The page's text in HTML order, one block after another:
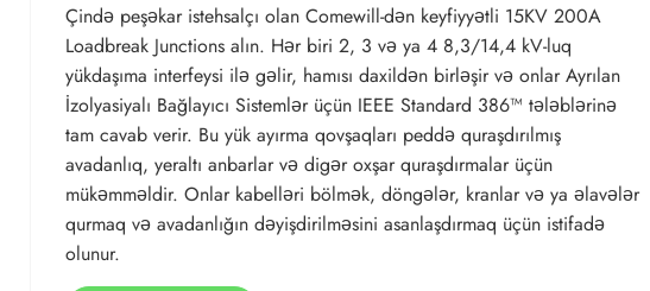
Çində peşəkar istehsalçı olan Comewill-dən keyfiyyətli 15KV 200A
Loadbreak Junctions alın. Hər biri 2, 3 və ya 4 8,3/14,4 kV-luq
yükdaşıma interfeysi ilə gəlir, hamısı daxildən birləşir və onlar Ayrılan
İzolyasiyalı Bağlayıcı Sistemlər üçün IEEE Standard 386™ tələblərinə
tam cavab verir. Bu yük ayırma qovşaqları peddə quraşdırılmış
avadanlıq, yeraltı anbarlar və digər oxşar quraşdırmalar üçün
mükəmməldir. Onlar kabelləri bölmək, döngələr, kranlar və ya əlavələr
qurmaq və avadanlığın dəyişdirilməsini asanlaşdırmaq üçün istifadə
olunur.